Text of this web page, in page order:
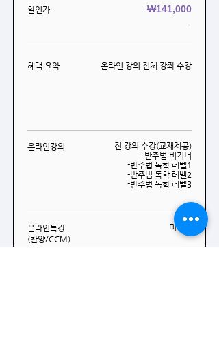
할인가 ₩141,000
-
혜택 요약 온라인 강의 전체 강좌 수강
온라인강의
전 강의 수강(교재제공)
-반주법 비기너
-반주법 독학 레벨1
-반주법 독학 레벨2
-반주법 독학 레벨3
온라인특강
(찬양/CCM)
미제공